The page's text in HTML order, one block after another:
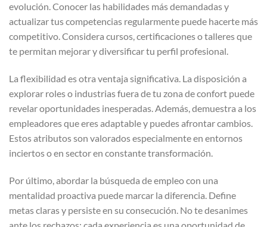
evolución. Conocer las habilidades más demandadas y
actualizar tus competencias regularmente puede hacerte más
competitivo. Considera cursos, certificaciones o talleres que
te permitan mejorar y diversificar tu perfil profesional.
La flexibilidad es otra ventaja significativa. La disposición a
explorar roles o industrias fuera de tu zona de confort puede
revelar oportunidades inesperadas. Además, demuestra a los
empleadores que eres adaptable y puedes afrontar cambios.
Estos atributos son valorados especialmente en entornos
inciertos o en sector en constante transformación.
Por último, abordar la búsqueda de empleo con una
mentalidad proactiva puede marcar la diferencia. Define
metas claras y persiste en su consecución. No te desanimes